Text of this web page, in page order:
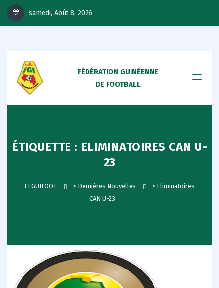
samedi, Août 8, 2026
FÉDÉRATION GUINÉENNE
DE FOOTBALL
ÉTIQUETTE : ELIMINATOIRES CAN U-
23
FEGUIFOOT > Dernières Nouvelles > Eliminatoires
CAN U-23